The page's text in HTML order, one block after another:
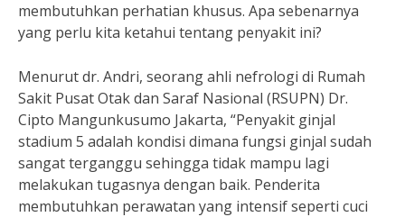
membutuhkan perhatian khusus. Apa sebenarnya
yang perlu kita ketahui tentang penyakit ini?
Menurut dr. Andri, seorang ahli nefrologi di Rumah
Sakit Pusat Otak dan Saraf Nasional (RSUPN) Dr.
Cipto Mangunkusumo Jakarta, “Penyakit ginjal
stadium 5 adalah kondisi dimana fungsi ginjal sudah
sangat terganggu sehingga tidak mampu lagi
melakukan tugasnya dengan baik. Penderita
membutuhkan perawatan yang intensif seperti cuci